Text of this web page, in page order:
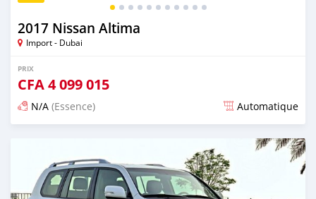
2017 Nissan Altima
Import - Dubai
PRIX
CFA4 099 015
N/A (Essence) Automatique